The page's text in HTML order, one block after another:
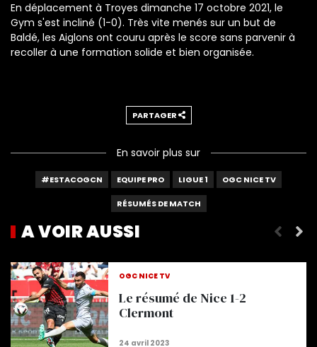
En déplacement à Troyes dimanche 17 octobre 2021, le
Gym s'est incliné (1-0). Très vite menés sur un but de
Baldé, les Aiglons ont couru après le score sans parvenir à
recoller à une formation solide et bien organisée.
PARTAGER
En savoir plus sur
#ESTACOGCN EQUIPE PRO LIGUE 1 OGC NICE TV
RÉSUMÉS DE MATCH
A VOIR AUSSI
OGC NICE TV
Le résumé de Nice 1-2
Clermont
Le résumé de la victoire à Monaco !